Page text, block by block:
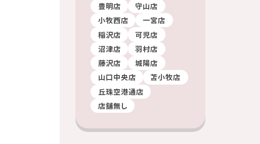
豊明店
守山店
小牧西店
一宮店
稲沢店
可児店
沼津店
羽村店
藤沢店
城陽店
山口中央店
苫小牧店
丘珠空港通店
店舗無し